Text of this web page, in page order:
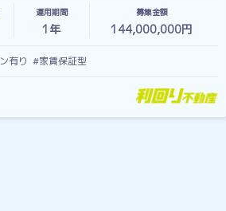
運用期間
1 年
募集金額
144,000,000円
有り #家賃保証型